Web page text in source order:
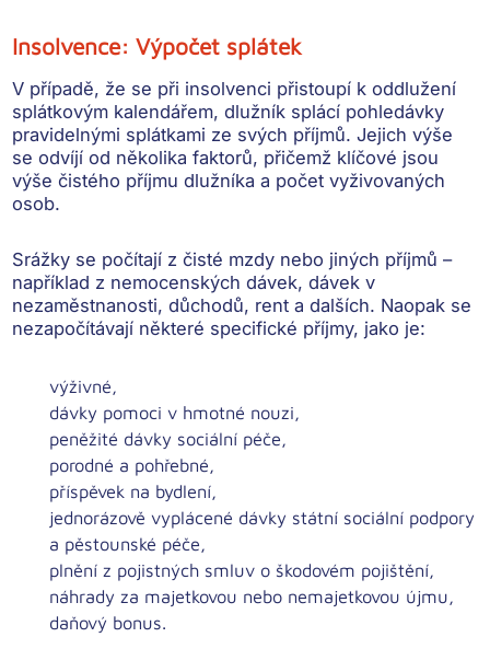
Insolvence: Výpočet splátek
V případě, že se při insolvenci přistoupí k oddlužení
splátkovým kalendářem, dlužník splácí pohledávky
pravidelnými splátkami ze svých příjmů. Jejich výše
se odvíjí od několika faktorů, přičemž klíčové jsou
výše čistého příjmu dlužníka a počet vyživovaných
osob.
Srážky se počítají z čisté mzdy nebo jiných příjmů –
například z nemocenských dávek, dávek v
nezaměstnanosti, důchodů, rent a dalších. Naopak se
nezapočítávají některé specifické příjmy, jako je:
výživné,
dávky pomoci v hmotné nouzi,
peněžité dávky sociální péče,
porodné a pohřebné,
příspěvek na bydlení,
jednorázově vyplácené dávky státní sociální podpory
a pěstounské péče,
plnění z pojistných smluv o škodovém pojištění,
náhrady za majetkovou nebo nemajetkovou újmu,
daňový bonus.